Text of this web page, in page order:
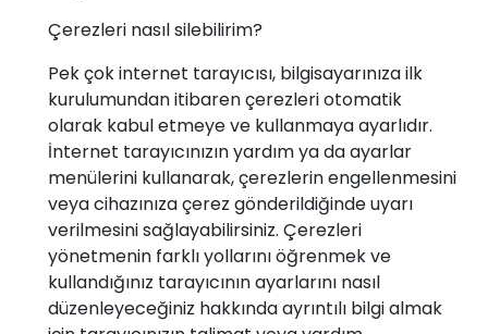
Çerezleri nasıl silebilirim?
Pek çok internet tarayıcısı, bilgisayarınıza ilk
kurulumundan itibaren çerezleri otomatik
olarak kabul etmeye ve kullanmaya ayarlıdır.
İnternet tarayıcınızın yardım ya da ayarlar
menülerini kullanarak, çerezlerin engellenmesini
veya cihazınıza çerez gönderildiğinde uyarı
verilmesini sağlayabilirsiniz. Çerezleri
yönetmenin farklı yollarını öğrenmek ve
kullandığınız tarayıcının ayarlarını nasıl
düzenleyeceğiniz hakkında ayrıntılı bilgi almak